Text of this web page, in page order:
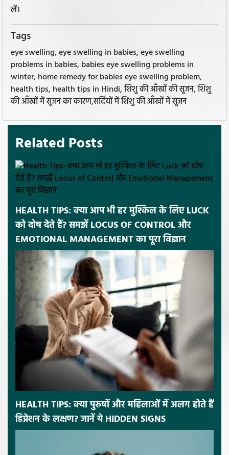
लें।
Tags
eye swelling, eye swelling in babies, eye swelling
problems in babies, babies eye swelling problems in
winter, home remedy for babies eye swelling problem,
health tips, health tips in Hindi, शिशु की आँखों की सूजन, शिशु
की आँखों में सूजन का कारण,सर्दियों में शिशु की आँखों में सूजन
Related Posts
HEALTH TIPS: क्या आप भी हर मुश्किल के लिए LUCK
को दोष देते हैं? समझें LOCUS OF CONTROL और
EMOTIONAL MANAGEMENT का पूरा विज्ञान
HEALTH TIPS: क्या पुरुषों और महिलाओं में अलग होते हैं
डिप्रेशन के लक्षण? जानें ये HIDDEN SIGNS